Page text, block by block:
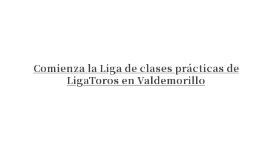
Comienza la Liga de clases prácticas de
LigaToros en Valdemorillo